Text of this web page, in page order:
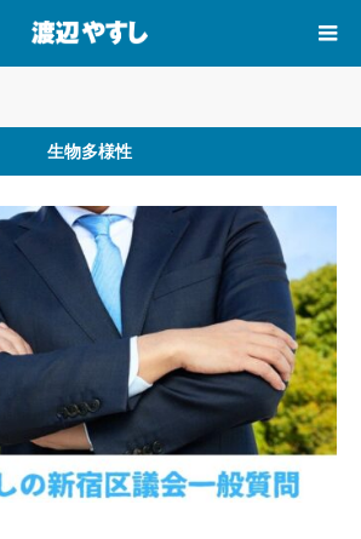
生物多様性